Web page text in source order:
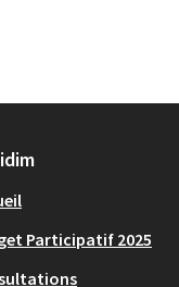
Participatif 2025